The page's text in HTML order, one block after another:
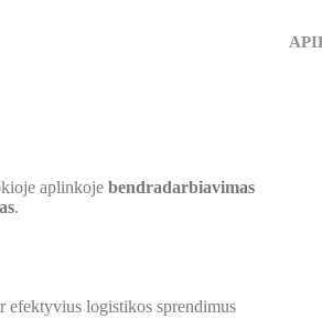
aplinkoje bendradarbiavimas
.
logistikos sprendimus